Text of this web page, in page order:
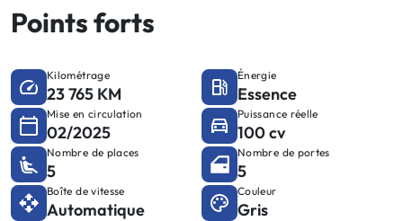
Points forts
Kilométrage
23 765 KM
Énergie
Essence
Mise en circulation
02/2025
Puissance réelle
100 cv
Nombre de places
5
Nombre de portes
5
Boîte de vitesse
Automatique
Couleur
Gris